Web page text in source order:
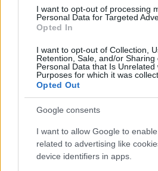
I want to opt-out of processing
Personal Data for Targeted
Opted In
I want to opt-out of Collection,
Retention, Sale, and/or Sharing
Personal Data that Is Unrelated
Purposes for which it was
Opted Out
Google consents
I want to allow Google to
related to advertising like
device identifiers in apps.
rubriche sui viaggi
promuove reportage su
porta con sé una
bolognesi come